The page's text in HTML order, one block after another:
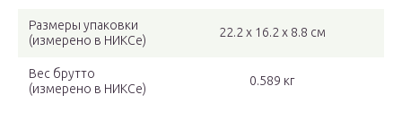
Размеры упаковки
(измерено в НИКСе)
22.2 x 16.2 x 8.8 см
Вес брутто
(измерено в НИКСе)
0.589 кг